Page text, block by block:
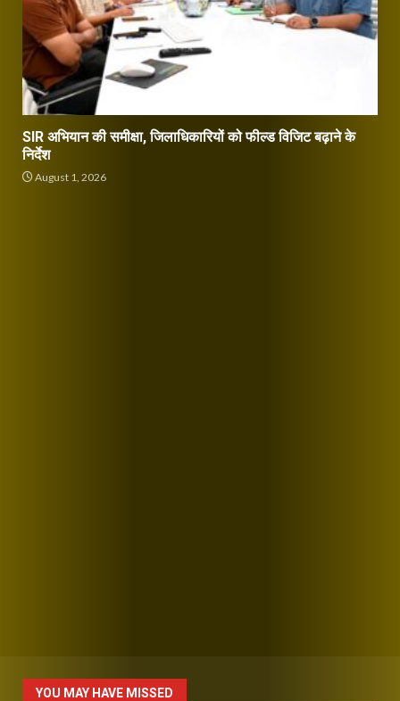
SIR अभियान की समीक्षा, जिलाधिकारियों को फील्ड विजिट बढ़ाने के
निर्देश
August 1, 2026
YOU MAY HAVE MISSED